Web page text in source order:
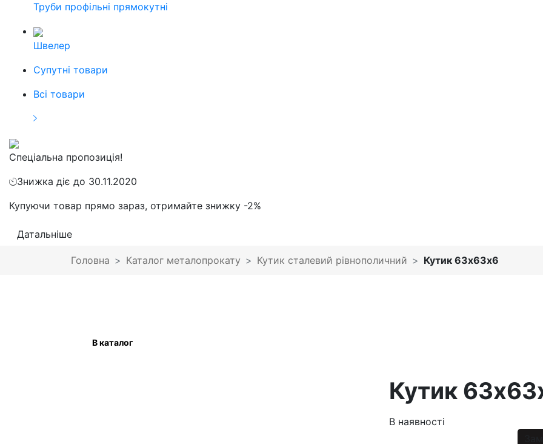
Труби профільні прямокутні
Швелер
Cупутні товари
Всі товари
Спеціальна пропозиція!
Знижка діє до 30.11.2020
Купуючи товар прямо зараз, отримайте знижку -2%
Датальніше
Головна Каталог металопрокату Кутик сталевий рівнополичний Кутик 63х63х6
В каталог
Кутик
В наявності